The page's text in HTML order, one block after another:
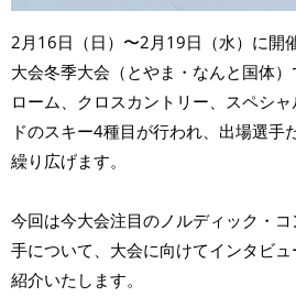
2月16日（日）〜2月19日（水）に開
大会冬季大会（とやま・なんと国体
ローム、クロスカントリー、スペシ
ドのスキー4種目が行われ、出場選手
繰り広げます。
今回は今大会注目のノルディック・
手について、大会に向けてインタビ
紹介いたします。